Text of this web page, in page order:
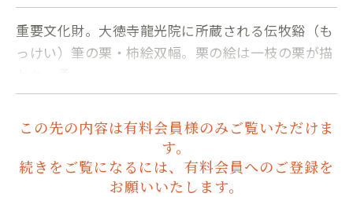
重要文化財。大徳寺龍光院に所蔵される伝牧谿（も
っけい）筆の栗・柿絵双幅。栗の絵は一枝の栗が描
この先の内容は有料会員様のみご覧いただけま
す。
続きをご覧になるには、有料会員へのご登録を
お願いいたします。